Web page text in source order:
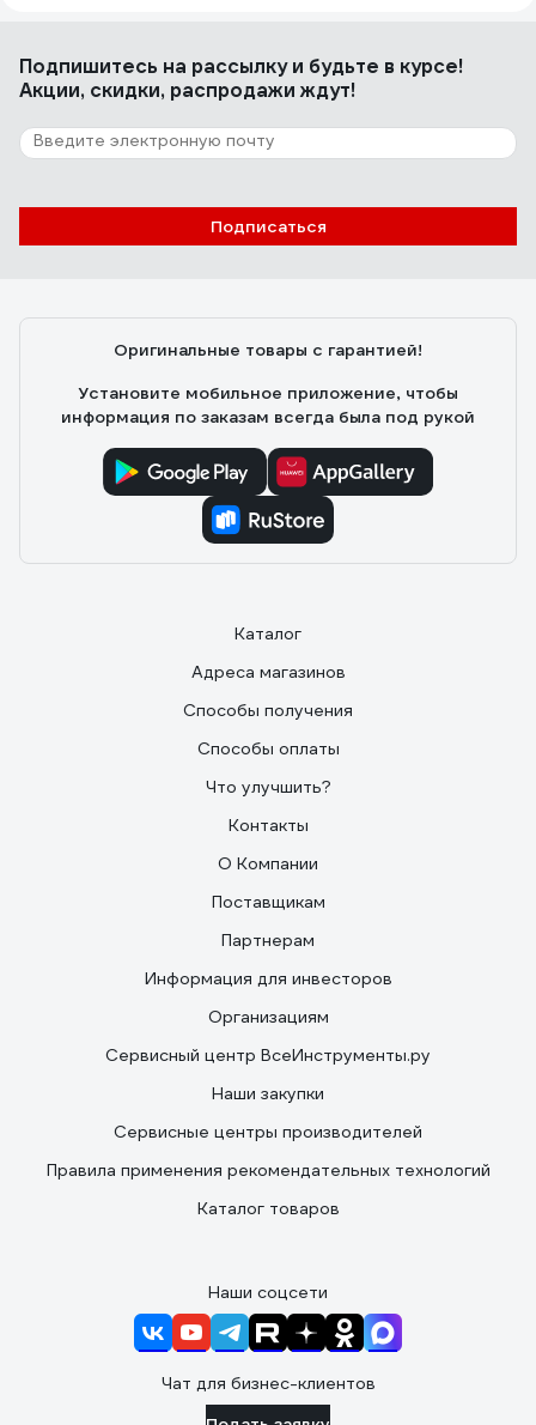
Подпишитесь на рассылкуи будьте в курсе!
Акции, скидки, распродажи ждут!
Подписаться
Оригинальные товары с гарантией!
Установите мобильное приложение, чтобы
информация по заказам всегда была под рукой
Каталог
Адреса магазинов
Способы получения
Способы оплаты
Что улучшить?
Контакты
О Компании
Поставщикам
Партнерам
Информация для инвесторов
Организациям
Сервисный центр ВсеИнструменты.ру
Наши закупки
Сервисные центры производителей
Правила применения рекомендательных технологий
Каталог товаров
Наши соцсети
Чат для бизнес-клиентов